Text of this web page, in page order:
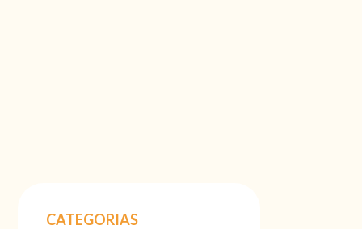
CATEGORIAS